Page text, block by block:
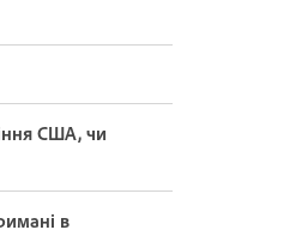
США, чи
в